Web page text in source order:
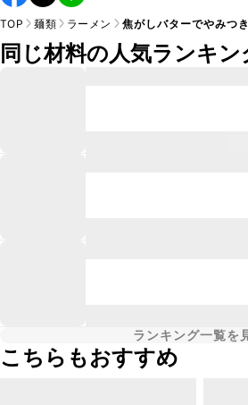
TOP 麺類 ラーメン 焦がしバターでやみつ
同じ材料の人気ランキン
ランキング一覧を
こちらもおすすめ